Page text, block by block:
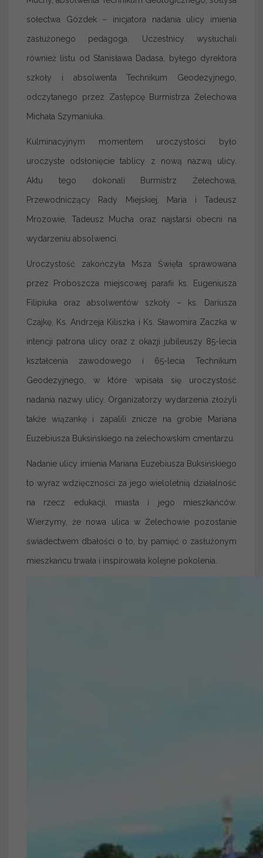
sołectwa Gózdek – inicjatora nadania ulicy imienia
zasłużonego pedagoga. Uczestnicy wysłuchali
również listu od Stanisława Dadasa, byłego dyrektora
szkoły i absolwenta Technikum Geodezyjnego,
odczytanego przez Zastępcę Burmistrza Żelechowa
Michała Szymaniuka.
Kulminacyjnym momentem uroczystości było
uroczyste odsłonięcie tablicy z nową nazwą ulicy.
Aktu tego dokonali Burmistrz Żelechowa,
Przewodniczący Rady Miejskiej, Maria i Tadeusz
Mrozowie, Tadeusz Mucha oraz najstarsi obecni na
wydarzeniu absolwenci.
Uroczystość zakończyła Msza Święta sprawowana
przez Proboszcza miejscowej parafii ks. Eugeniusza
Filipiuka oraz absolwentów szkoły – ks. Dariusza
Czajkę, Ks. Andrzeja Kiliszka i Ks. Sławomira Zaczka w
intencji patrona ulicy oraz z okazji jubileuszy 85-lecia
kształcenia zawodowego i 65-lecia Technikum
Geodezyjnego, w które wpisała się uroczystość
nadania nazwy ulicy. Organizatorzy wydarzenia złożyli
także wiązankę i zapalili znicze na grobie Mariana
Euzebiusza Buksińskiego na żelechowskim cmentarzu.
Nadanie ulicy imienia Mariana Euzebiusza Buksińskiego
to wyraz wdzięczności za jego wieloletnią działalność
na rzecz edukacji, miasta i jego mieszkańców.
Wierzymy, że nowa ulica w Żelechowie pozostanie
świadectwem dbałości o to, by pamięć o zasłużonym
mieszkańcu trwała i inspirowała kolejne pokolenia.